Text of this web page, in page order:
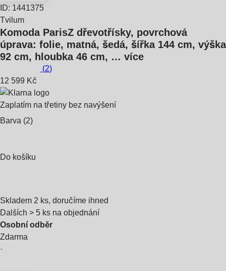
ID: 1441375
Tvilum
Komoda ParisZ dřevotřísky, povrchová
úprava: folie, matná, šedá, šířka 144 cm, výška
92 cm, hloubka 46 cm, … více
(2)
12 599 Kč
Zaplatím na třetiny bez navýšení
Barva (2)
Do košíku
Skladem 2 ks, doručíme ihned
Dalších > 5 ks na objednání
Osobní odběr
Zdarma
·